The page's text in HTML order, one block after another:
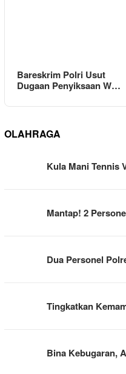
Bareskrim Polri Usut
Dugaan Penyiksaan W…
OLAHRAGA
Kula Mani Tennis
Mantap! 2
Dua Personel
Tingkatkan
Bina Kebugaran,